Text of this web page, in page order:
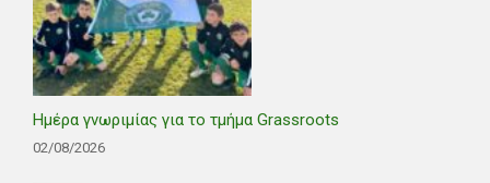
Ημέρα γνωριμίας για το τμήμα Grassroots
02/08/2026